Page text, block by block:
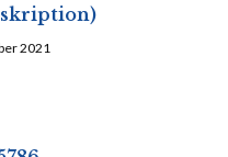
2021